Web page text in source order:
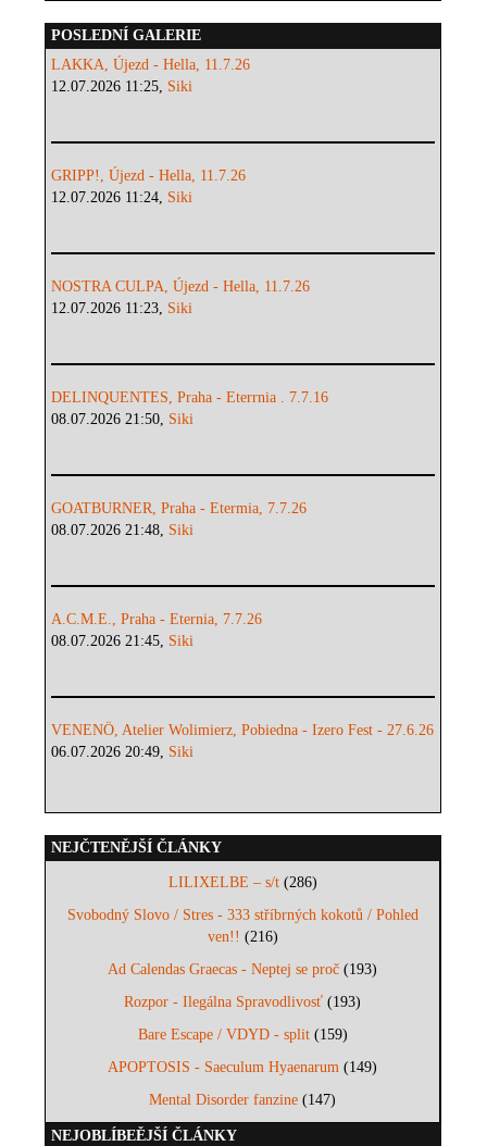
POSLEDNÍ GALERIE
LAKKA, Újezd - Hella, 11.7.26
12.07.2026 11:25, Siki
GRIPP!, Újezd - Hella, 11.7.26
12.07.2026 11:24, Siki
NOSTRA CULPA, Újezd - Hella, 11.7.26
12.07.2026 11:23, Siki
DELINQUENTES, Praha - Eterrnia . 7.7.16
08.07.2026 21:50, Siki
GOATBURNER, Praha - Etermia, 7.7.26
08.07.2026 21:48, Siki
A.C.M.E., Praha - Eternia, 7.7.26
08.07.2026 21:45, Siki
VENENÖ, Atelier Wolimierz, Pobiedna - Izero Fest - 27.6.26
06.07.2026 20:49, Siki
NEJČTENĚJŠÍ ČLÁNKY
LILIXELBE – s/t(286)
Svobodný Slovo / Stres - 333 stříbrných kokotů / Pohled
ven!! (216)
Ad Calendas Graecas - Neptej se proč (193)
Rozpor - Ilegálna Spravodlivosť (193)
Bare Escape / VDYD - split(159)
APOPTOSIS - Saeculum Hyaenarum (149)
Mental Disorder fanzine (147)
NEJOBLÍBEĚJŠÍ ČLÁNKY